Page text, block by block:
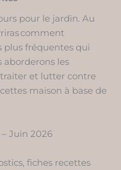
pour le jardin. Au
comment
plus fréquentes qui
aborderons les
et lutter contre
maison à base de
Juin 2026
fiches recettes